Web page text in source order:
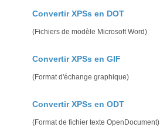
Convertir XPSs en DOT
(Fichiers de modèle Microsoft Word)
Convertir XPSs en GIF
(Format d'échange graphique)
Convertir XPSs en ODT
(Format de fichier texte OpenDocument)